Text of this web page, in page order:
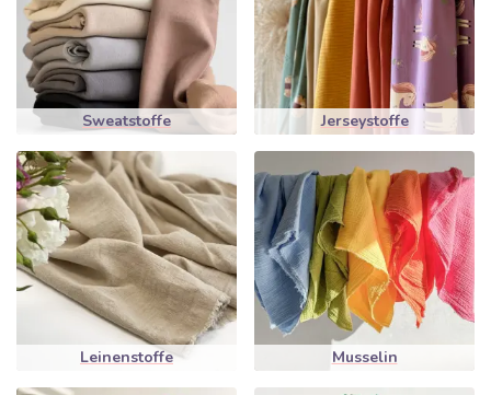
Sweatstoffe Jerseystoffe
Leinenstoffe Musselin